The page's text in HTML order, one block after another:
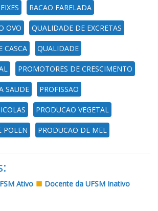
RACAO FARELADA
OVO QUALIDADE DE EXCRETAS
CASCA QUALIDADE
PROMOTORES DE CRESCIMENTO
SAUDE PROFISSAO
PRODUCAO VEGETAL
POLEN PRODUCAO DE MEL
Ativo
Docente da UFSM Inativo